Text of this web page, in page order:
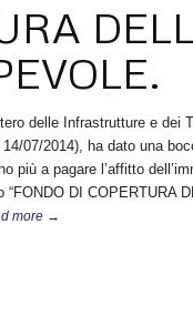
delle Infrastrutture e dei
07/2014), ha dato una
più a pagare l’affitto
DI COPERTURA
more →